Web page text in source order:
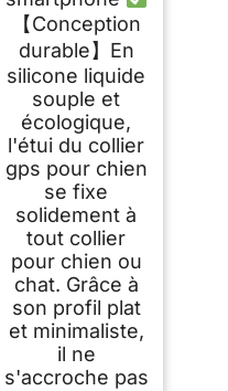
【Conception
durable】En
silicone liquide
souple et
écologique,
l'étui du collier
gps pour chien
se fixe
solidement à
tout collier
pour chien ou
chat. Grâce à
son profil plat
et minimaliste,
il ne
s'accroche pas